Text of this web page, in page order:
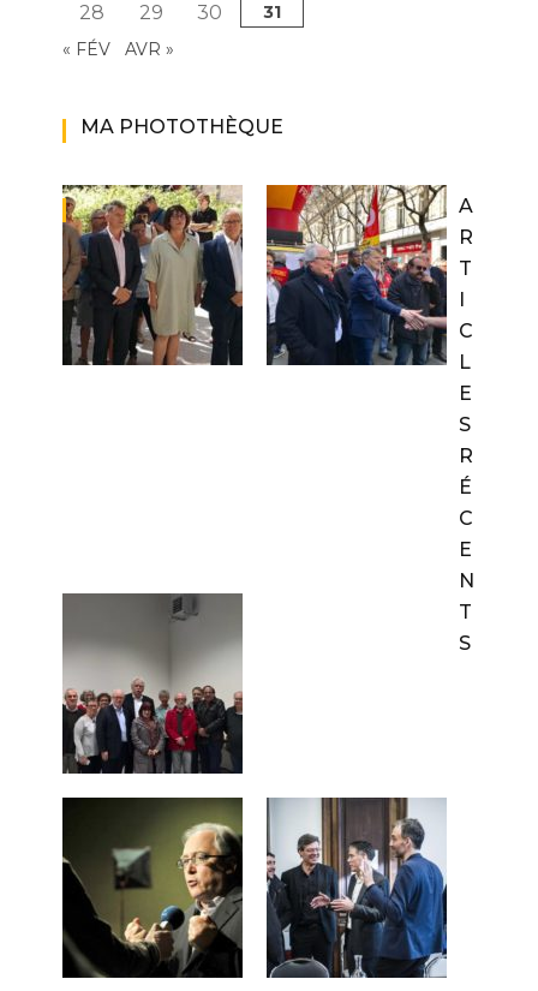
28
29 30
31
« FÉV
AVR »
MA PHOTOTHÈQUE
A
R
T
C
L
E
S
R
É
C
E
N
T
S